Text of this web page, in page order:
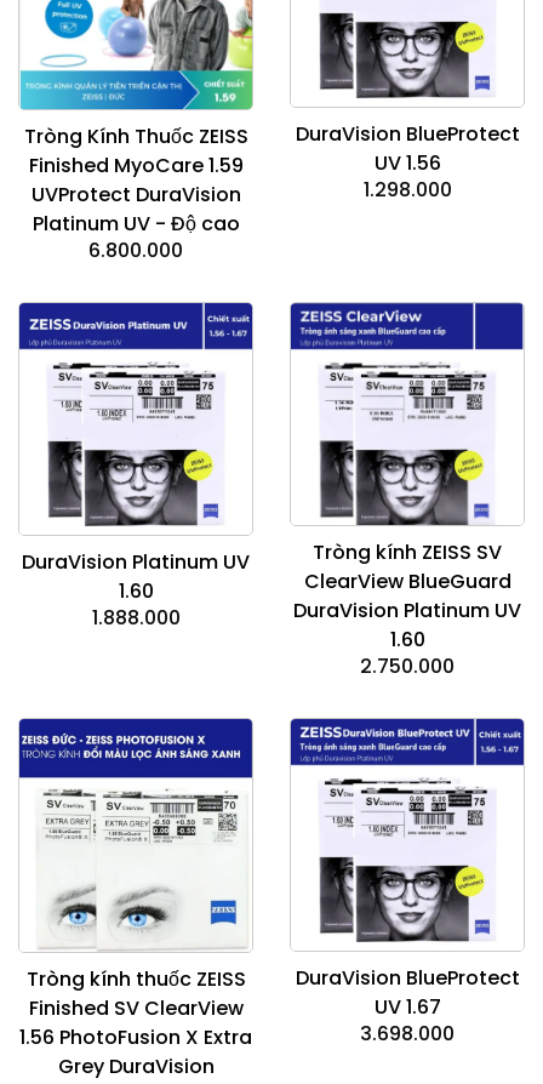
Tròng Kính Thuốc ZEISS
Finished MyoCare 1.59
UVProtect DuraVision
Platinum UV - Độ cao
6.800.000
DuraVision BlueProtect
UV 1.56
1.298.000
DuraVision Platinum UV
1.60
1.888.000
Tròng kính ZEISS SV
ClearView BlueGuard
DuraVision Platinum UV
1.60
2.750.000
Tròng kính thuốc ZEISS
Finished SV ClearView
1.56 PhotoFusion X Extra
Grey DuraVision
DuraVision BlueProtect
UV 1.67
3.698.000